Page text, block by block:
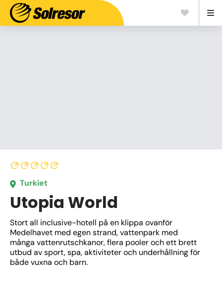
Turkiet
Utopia World
Stort all inclusive-hotell på en klippa ovanför
Medelhavet med egen strand, vattenpark med
många vattenrutschkanor, flera pooler och ett brett
utbud av sport, spa, aktiviteter och underhållning för
både vuxna och barn.